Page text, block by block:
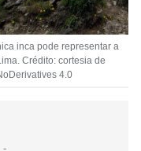
inca pode representar a
Crédito: cortesia de
4.0